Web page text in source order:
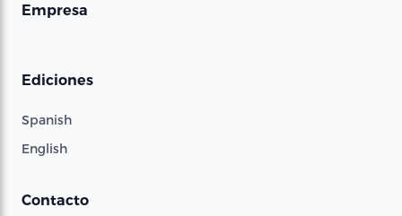
Empresa
Ediciones
Spanish
English
Contacto